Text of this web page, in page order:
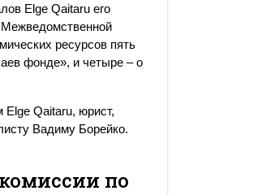
Elge Qaitaru его
ресурсов пять
фонде», и четыре – о
Elge Qaitaru, юрист,
Вадиму Борейко.
по